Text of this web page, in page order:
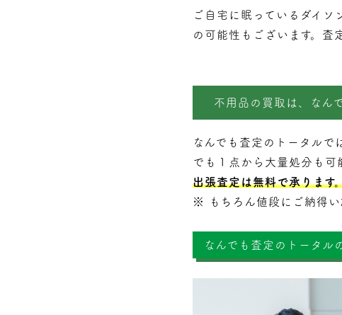
ご自宅に眠っているダイ
の可能性もございます。査
不用品の買取は、なん
なんでも査定のトータルで
でも１点から大量処分も可
出張査定は無料で承ります
※ もちろん値段にご納得い
なんでも査定のトータル